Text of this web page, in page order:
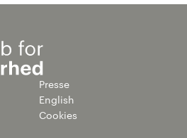
Presse
English
Cookies